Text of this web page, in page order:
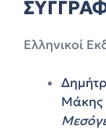
Ελληνικοί
Μάκης